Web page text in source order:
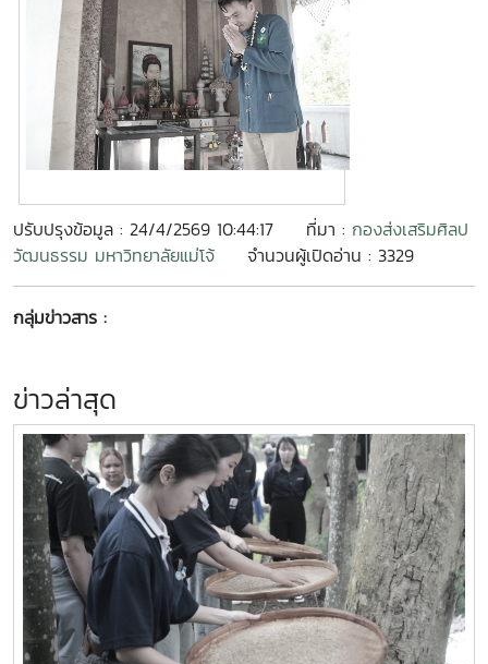
ปรับปรุงข้อมูล : 24/4/2569 10:44:17 ที่มา : กองส่งเสริมศิลป
วัฒนธรรม มหาวิทยาลัยแม่โจ้
จำนวนผู้เปิดอ่าน : 3329
กลุ่มข่าวสาร :
ข่าวล่าสุด